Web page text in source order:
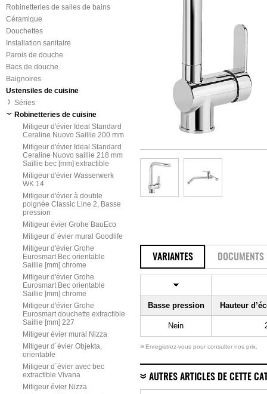
Robinetteries de salles de bains
Céramique
Douchettes
Installation sanitaire
Parois de douche
Bacs de douche
Baignoires
Ustensiles de cuisine
Séries
Robinetteries de cuisine
Mitigeur d'évier Ideal Standard
Ceraline Nuovo Saillie 200 mm
Mitigeur d'évier Ideal Standard
Ceraline Nuovo saillie 218 mm
Saillie bec [mm] extractible
Mitigeur d'évier Wasserwerk
WK 14
Mitigeur d'évier à double
poignée Classic Line 2, Basse
pression
Mitigeur évier Grohe BauEco
Mitigeur d´évier mural Goodlife
Mitigeur d'évier Grohe
Eurosmart Bec orientable
Saillie [mm] chrome
Mitigeur d'évier Grohe
Eurosmart Bec orientable
Saillie [mm] chrome
Mitigeur d'évier Grohe
Eurosmart douchette extractible
Saillie [mm] 227
Mitigeur évier mural Nizza
Mitigeur d´évier Objekta,
orientable
Mitigeur d´évier avec bec
extractible Vivana
Mitigeur évier Nizza
VARIANTES DOCUMENTS
Basse pression Hauteur
Nein
» Enregistrez-vous pour consulter nos prix.
AUTRES ARTICLES DE CETTE